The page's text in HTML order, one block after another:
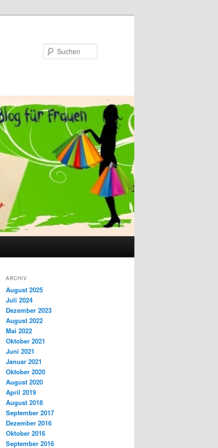
ARCHIV
August 2025
Juli 2024
Dezember 2023
August 2022
Mai 2022
Oktober 2021
Juni 2021
Januar 2021
Oktober 2020
August 2020
April 2019
August 2018
September 2017
Dezember 2016
Oktober 2016
September 2016